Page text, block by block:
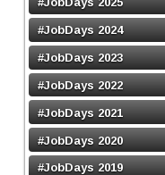
#JobDays 2024
#JobDays 2023
#JobDays 2022
#JobDays 2021
#JobDays 2020
#JobDays 2019